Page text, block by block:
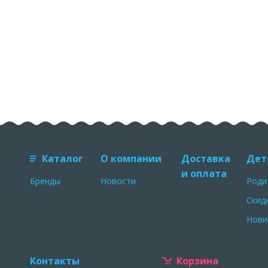
Каталог
Бренды
О компании
Новости
Доставка
и оплата
Контакты Корзина